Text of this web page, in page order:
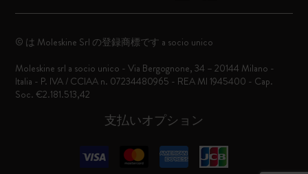
支払いオプション
© は Moleskine Srl の登録商標です a socio unico
Moleskine srl a socio unico - Via Bergognone, 34 – 20144 Milano -
Italia - P. IVA / CCIAA n. 07234480965 - REA MI 1945400 - Cap.
Soc. €2.181.513,42